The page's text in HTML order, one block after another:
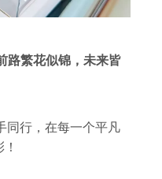
路繁花似锦，未来皆
行，在每一个平凡